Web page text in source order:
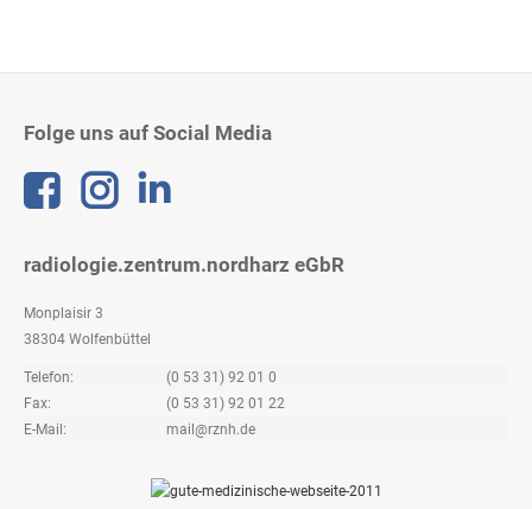
Folge uns auf Social Media
Linkedin
radiologie.zentrum.nordharz eGbR
Monplaisir 3
38304 Wolfenbüttel
Telefon:
(0 53 31) 92 01 0
Fax:
(0 53 31) 92 01 22
E-Mail:
mail@rznh.de